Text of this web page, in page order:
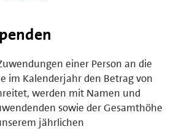
einer Person an die
im Kalenderjahr den Betrag von
werden mit Namen und
sowie der Gesamthöhe
jährlichen